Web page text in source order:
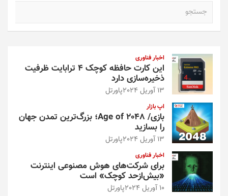
اخبار فناوری
این کارت حافظه کوچک ۴ ترابایت ظرفیت
ذخیره‌سازی دارد
13 آوریل 2024 پاورتل
اپ بازار
بازی/ Age of 2048؛ بزرگ‌ترین تمدن جهان
را بسازید
13 آوریل 2024 پاورتل
اخبار فناوری
برای شرکت‌های هوش مصنوعی اینترنت
«بیش‌از‌حد کوچک» است
10 آوریل 2024 پاورتل